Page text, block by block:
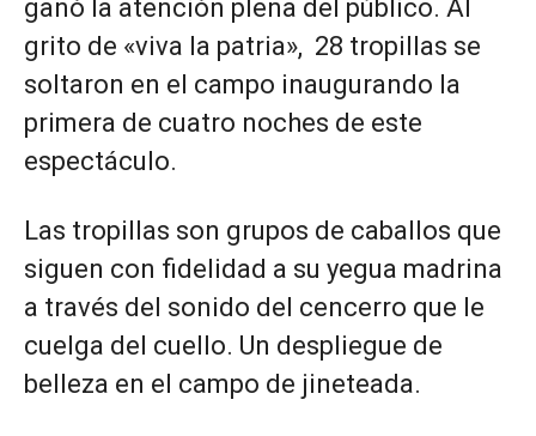
ganó la atención plena del público. Al
grito de «viva la patria», 28 tropillas se
soltaron en el campo inaugurando la
primera de cuatro noches de este
espectáculo.
Las tropillas son grupos de caballos que
siguen con fidelidad a su yegua madrina
a través del sonido del cencerro que le
cuelga del cuello. Un despliegue de
belleza en el campo de jineteada.